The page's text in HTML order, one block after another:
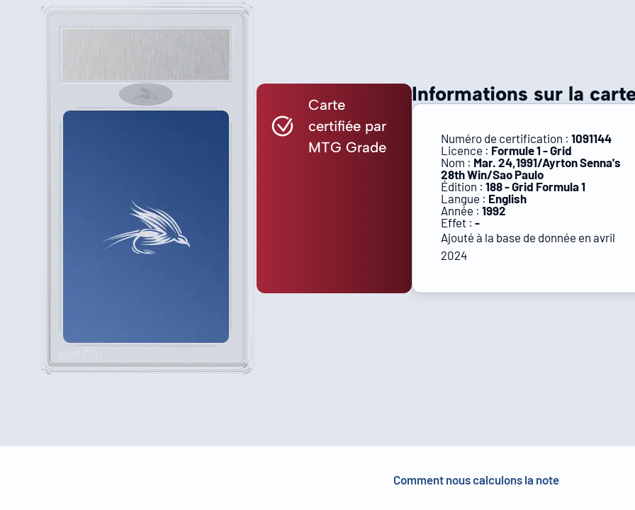
Carte
certifiée par
MTG Grade
Informations sur la
Numéro de certification :1091144
Licence : Formule 1 - Grid
Nom : Mar. 24,1991/Ayrton Senna's
28th Win/Sao Paulo
Édition :188 - Grid Formula 1
Langue : English
Année :1992
Effet :-
Ajouté à la base de donnée en avril
2024
Comment nous calculons la note